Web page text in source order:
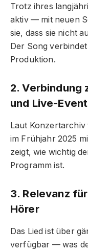
Trotz ihres
aktiv — mit neuen
sie, dass sie nicht
Der Song
Produktion.
2. Verbindung
und Live-
Laut Konzertarchiv
im Frühjahr 2025
zeigt, wie wichtig
Programm ist.
3. Relevanz
Hörer
Das Lied ist über
verfügbar — was